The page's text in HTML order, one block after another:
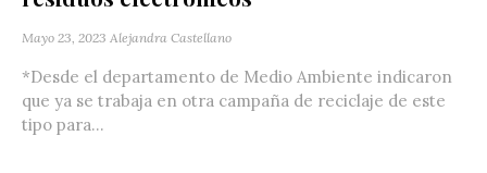
Mayo 23, 2023 Alejandra Castellano
*Desde el departamento de Medio Ambiente indicaron
que ya se trabaja en otra campaña de reciclaje de este
tipo para...